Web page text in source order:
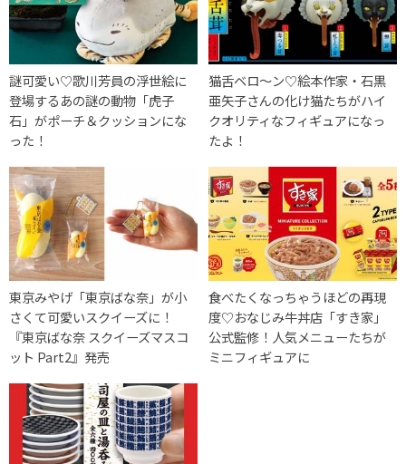
謎可愛い♡歌川芳員の浮世絵に
登場するあの謎の動物「虎子
石」がポーチ＆クッションにな
った！
猫舌ベロ〜ン♡絵本作家・石黒
亜矢子さんの化け猫たちがハイ
クオリティなフィギュアになっ
たよ！
東京みやげ「東京ばな奈」が小
さくて可愛いスクイーズに！
『東京ばな奈 スクイーズマスコ
ット Part2』発売
食べたくなっちゃうほどの再現
度♡おなじみ牛丼店「すき家」
公式監修！人気メニューたちが
ミニフィギュアに